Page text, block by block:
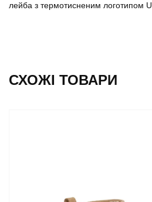
лейба з термотисненим логотипом
СХОЖІ ТОВАРИ